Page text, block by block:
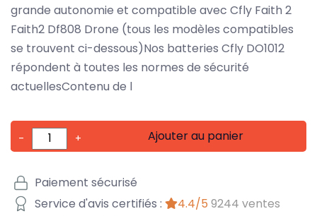
grande autonomie et compatible avec Cfly Faith 2
Faith2 Df808 Drone (tous les modèles compatibles
se trouvent ci-dessous)Nos batteries Cfly DO1012
répondent à toutes les normes de sécurité
actuellesContenu de l
- + Ajouter au panier
Paiement sécurisé
Service d'avis certifiés :
4.4/5 9244 ventes